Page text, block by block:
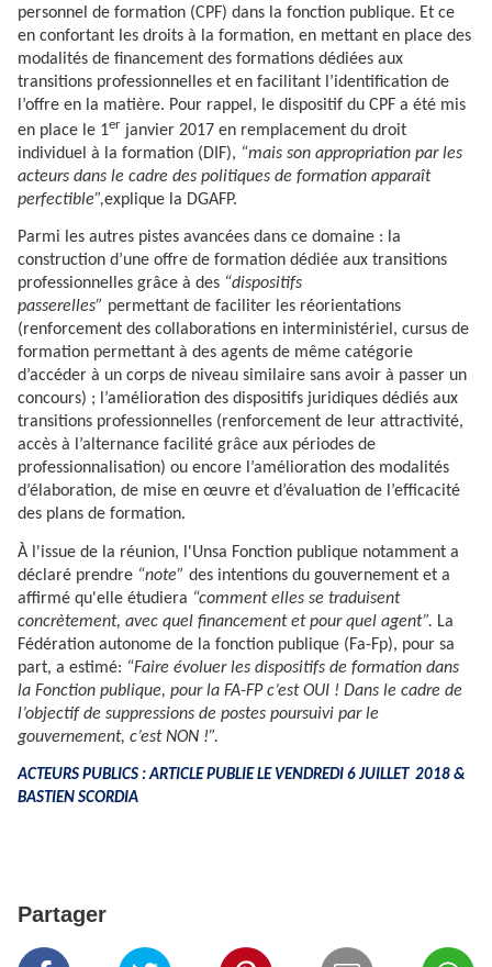
personnel de formation (CPF) dans la fonction publique. Et ce
en confortant les droits à la formation, en mettant en place des
modalités de financement des formations dédiées aux
transitions professionnelles et en facilitant l’identification de
l’offre en la matière. Pour rappel, le dispositif du CPF a été mis
en place le 1er janvier 2017 en remplacement du droit
individuel à la formation (DIF), “mais son appropriation par les
acteurs dans le cadre des politiques de formation apparaît
perfectible”,explique la DGAFP.
Parmi les autres pistes avancées dans ce domaine : la
construction d’une offre de formation dédiée aux transitions
professionnelles grâce à des “dispositifs
passerelles” permettant de faciliter les réorientations
(renforcement des collaborations en interministériel, cursus de
formation permettant à des agents de même catégorie
d’accéder à un corps de niveau similaire sans avoir à passer un
concours) ; l’amélioration des dispositifs juridiques dédiés aux
transitions professionnelles (renforcement de leur attractivité,
accès à l’alternance facilité grâce aux périodes de
professionnalisation) ou encore l’amélioration des modalités
d’élaboration, de mise en œuvre et d’évaluation de l’efficacité
des plans de formation.
À l'issue de la réunion, l'Unsa Fonction publique notamment a
déclaré prendre “note” des intentions du gouvernement et a
affirmé qu'elle étudiera “comment elles se traduisent
concrètement, avec quel financement et pour quel agent”. La
Fédération autonome de la fonction publique (Fa-Fp), pour sa
part, a estimé: “Faire évoluer les dispositifs de formation dans
la Fonction publique, pour la FA-FP c’est OUI ! Dans le cadre de
l’objectif de suppressions de postes poursuivi par le
gouvernement, c’est NON !”.
ACTEURS PUBLICS : ARTICLE PUBLIE LE VENDREDI 6 JUILLET 2018 &
BASTIEN SCORDIA
Partager